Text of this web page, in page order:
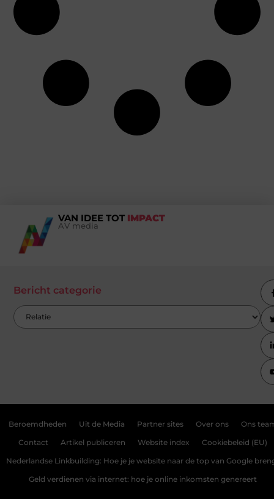
VAN IDEE TOT IMPACT
AV media
Bericht categorie
Beroemdheden Uit de Media Partner sites Over ons Ons
Contact Artikel publiceren Website index Cookiebeleid (EU)
Nederlandse Linkbuilding: Hoe je je website naar de top van Google
Geld verdienen via internet: hoe je online inkomsten genereert